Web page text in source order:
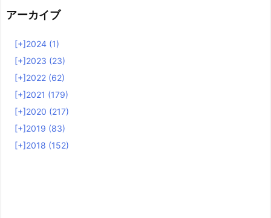
アーカイブ
[+]2024 (1)
[+]2023 (23)
[+]2022 (62)
[+]2021 (179)
[+]2020 (217)
[+]2019 (83)
[+]2018 (152)